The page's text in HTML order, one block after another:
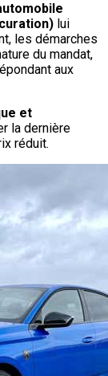
lui
les démarches
du mandat,
aux
et
la dernière
réduit.